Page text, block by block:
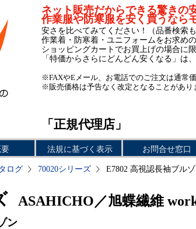
ネット販売だからできる驚きの
作業服や防寒服を安く買うなら
安さを比べてみてください！（品番検索も
作業着・防寒着・ユニフォームをお求めの
ショッピングカートでお買上げの場合に
「特価からさらにどんどん安くなる」は
※FAXやEメール、お電話でのご注文は通常価
※販売価格は予告なく改定となることがあり
「正規代理店」
法規に基づく表示 お問合せ窓口
ログ 70020シリーズ E7802 高視認長袖ブル
ASAHICHO／旭蝶繊維
ン